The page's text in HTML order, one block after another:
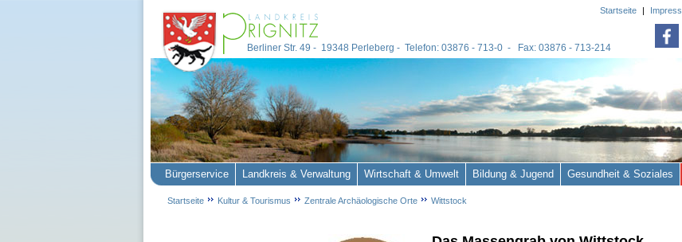
Berliner Str. 49 - 19348 Perleberg - Telefon: 03876 - 713-0 - Fax: 03876 - 713-214
Startseite |
Bürgerservice Landkreis & Verwaltung Wirtschaft & Umwelt Bildung & Jugend Gesundheit & Soziales
Startseite Kultur & Tourismus Zentrale Archäologische Orte Wittstock